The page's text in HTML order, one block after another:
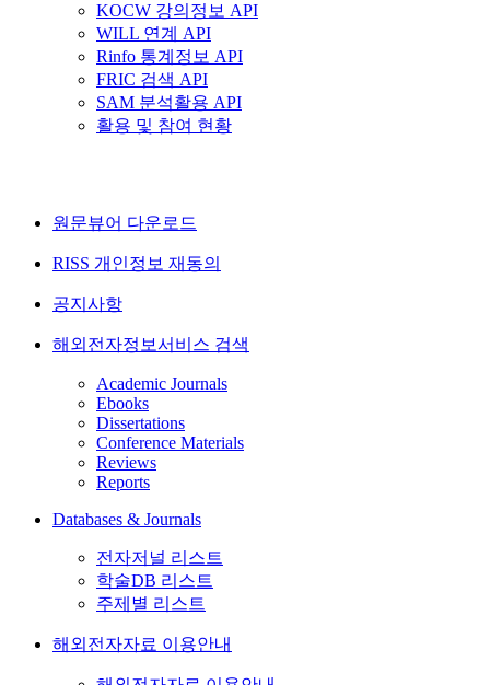
KOCW 강의정보 API
WILL 연계 API
Rinfo 통계정보 API
FRIC 검색 API
SAM 분석활용 API
활용 및 참여 현황
원문뷰어 다운로드
RISS 개인정보 재동의
공지사항
해외전자정보서비스 검색
Academic Journals
Ebooks
Dissertations
Conference Materials
Reviews
Reports
Databases & Journals
전자저널 리스트
학술DB 리스트
주제별 리스트
해외전자자료 이용안내